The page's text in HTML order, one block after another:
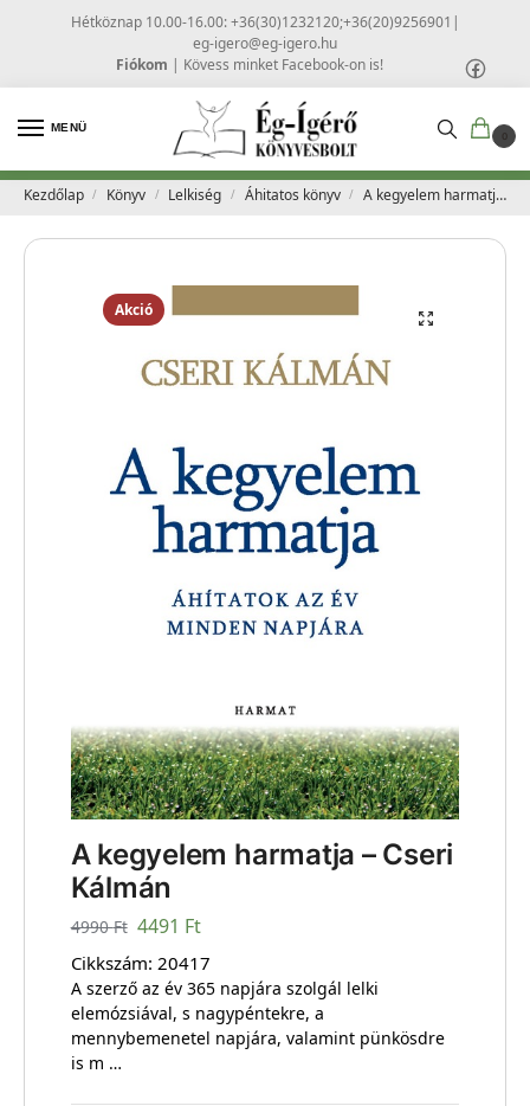
Hétköznap 10.00-16.00: +36(30)1232120;+36(20)9256901 |
eg-igero@eg-igero.hu
Fiókom | Kövess minket Facebook-on is!
MENÜ
0
Kezdőlap / Könyv / Lelkiség / Áhitatos könyv / A kegyelem harmatja – Cseri Kálmán
Akció
A kegyelem harmatja – Cseri
Kálmán
4990Ft 4491 Ft
Cikkszám: 20417
A szerző az év 365 napjára szolgál lelki
elemózsiával, s nagypéntekre, a
mennybemenetel napjára, valamint pünkösdre
is m …